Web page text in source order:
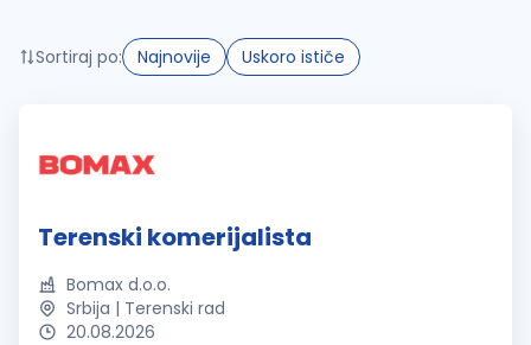
Sortiraj po: Najnovije Uskoro ističe
Terenski komerijalista
Bomax d.o.o.
Srbija | Terenski rad
20.08.2026